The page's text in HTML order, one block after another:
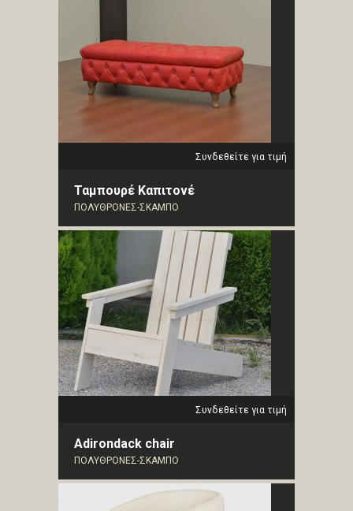
Συνδεθείτε για τιμή
Ταμπουρέ Καπιτονέ
ΠΟΛΥΘΡΟΝΕΣ-ΣΚΑΜΠΟ
Συνδεθείτε για τιμή
Adirondack chair
ΠΟΛΥΘΡΟΝΕΣ-ΣΚΑΜΠΟ